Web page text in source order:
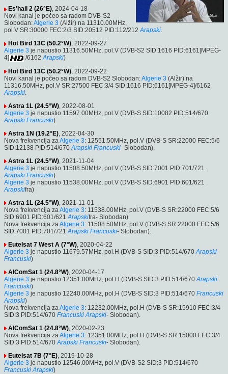
Es'hail 2 (26°E), 2024-04-18
Novi kanal je počeo sa radom DVB-S2
Slobodan:Algerie 3 (Alžir) na 11310.00MHz,
pol.V SR:30000 FEC:2/3 SID:20512 PID:112/212 Arapski.
Hot Bird 13C (50.2°W), 2022-09-27
Algerie 3 je napustio 11316.50MHz, pol.V (DVB-S2 SID:1616 PID:6161[MPEG-
4]
/6162 Arapski)
Hot Bird 13C (50.2°W) , 2022-09-22
Novi kanal je počeo sa radom DVB-S2 Slobodan:Algerie 3 (Alžir) na
11316.50MHz, pol.V SR:27500 FEC:3/4 SID:1616 PID:6161[MPEG-4]/6162
Arapski
Astra 1L (24.5°W) , 2022-08-01
Algerie 3 je napustio 11597.00MHz, pol.V (DVB-S SID:10082 PID:514/670
Arapski Francuski)
Astra 1N (19.2°E) , 2022-04-30
Nova frekvencija za Algerie 3: 12551.50MHz, pol.V (DVB-S SR:22000 FEC:5/6
SID:12138 PID:514/670 Arapski Francuski- Slobodan).
Astra 1L (24.5°W) , 2021-11-04
Algerie 3 je napustio 11508.50MHz, pol.V (DVB-S SID:7001 PID:701/721
Arapski Francuski)
Algerie 3 je napustio 11538.00MHz, pol.V (DVB-S SID:6901 PID:601/621
Arapskifra)
Astra 1L (24.5°W) , 2021-11-01
Nova frekvencija za Algerie 3: 11538.00MHz, pol.V (DVB-S SR:22000 FEC:5/6
SID:6901 PID:601/621 Arapskifra- Slobodan).
Nova frekvencija za Algerie 3: 11508.50MHz, pol.V (DVB-S SR:22000 FEC:5/6
SID:7001 PID:701/721 Arapski Francuski- Slobodan).
Eutelsat 7 West A (7°W) , 2020-04-22
Algerie 3 je napustio 11679.57MHz, pol.H (DVB-S SID:3 PID:514/670 Arapski
Francuski)
AlComSat 1 (24.8°W) , 2020-04-17
Algerie 3 je napustio 12351.00MHz, pol.H (DVB-S SID:3 PID:514/670 Arapski
Francuski)
Algerie 3 je napustio 12240.00MHz, pol.H (DVB-S SID:3 PID:514/670 Francuski
Arapski)
Nova frekvencija za Algerie 3: 12232.00MHz, pol.H (DVB-S SR:15910 FEC:3/4
SID:3 PID:514/670 Francuski Arapski- Slobodan).
AlComSat 1 (24.8°W) , 2020-02-23
Nova frekvencija za Algerie 3: 12351.00MHz, pol.H (DVB-S SR:15000 FEC:3/4
SID:3 PID:514/670 Arapski Francuski- Slobodan).
Eutelsat 7B (7°E) , 2019-10-28
Algerie 3 je napustio 12546.00MHz, pol.V (DVB-S2 SID:3 PID:514/670
Francuski Arapski)